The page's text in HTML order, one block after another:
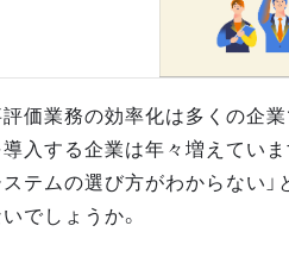
価業務の効率化は多くの企
入する企業は年々増えていま
テムの選び方がわからない
でしょうか。